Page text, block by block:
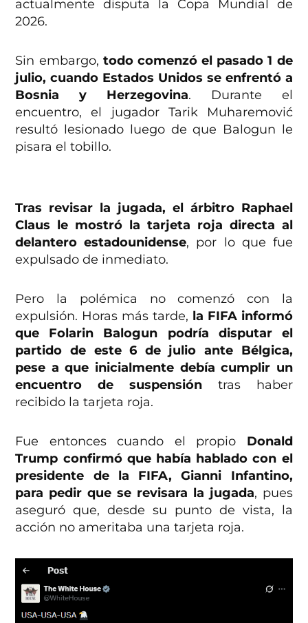
actualmente disputa la Copa Mundial de
2026.
Sin embargo, todo comenzó el pasado 1 de
julio, cuando Estados Unidos se enfrentó a
Bosnia y Herzegovina. Durante el
encuentro, el jugador Tarik Muharemović
resultó lesionado luego de que Balogun le
pisara el tobillo.
Tras revisar la jugada, el árbitro Raphael
Claus le mostró la tarjeta roja directa al
delantero estadounidense, por lo que fue
expulsado de inmediato.
Pero la polémica no comenzó con la
expulsión. Horas más tarde, la FIFA informó
que Folarin Balogun podría disputar el
partido de este 6 de julio ante Bélgica,
pese a que inicialmente debía cumplir un
encuentro de suspensión tras haber
recibido la tarjeta roja.
Fue entonces cuando el propio Donald
Trump confirmó que había hablado con el
presidente de la FIFA, Gianni Infantino,
para pedir que se revisara la jugada, pues
aseguró que, desde su punto de vista, la
acción no ameritaba una tarjeta roja.